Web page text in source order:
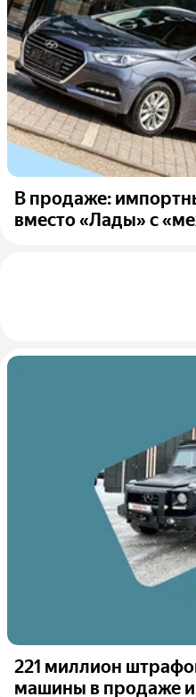
В продаже:
вместо «Лады» с
221 миллион
машины в продаже